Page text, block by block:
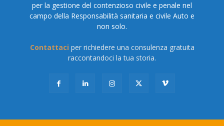
per la gestione del contenzioso civile e penale nel
campo della Responsabilità sanitaria e civile Auto e
non solo.
Contattaci per richiedere una consulenza gratuita
raccontandoci la tua storia.